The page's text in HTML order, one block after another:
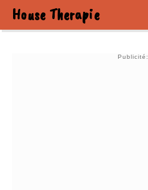
House Therapie
Publicité: